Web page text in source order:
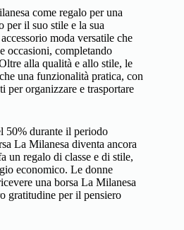
come regalo per una
per il suo stile e la sua
moda versatile che
occasioni, completando
alla qualità e allo stile, le
una funzionalità pratica, con
per organizzare e trasportare
50% durante il periodo
La Milanesa diventa ancora
un regalo di classe e di stile,
economico. Le donne
una borsa La Milanesa
gratitudine per il pensiero